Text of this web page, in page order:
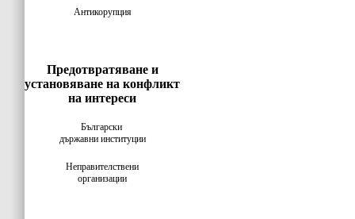
Антикорупция
Предотвратяване и
установяване на конфликт
на интереси
Български
държавни институции
Неправителствени
организации